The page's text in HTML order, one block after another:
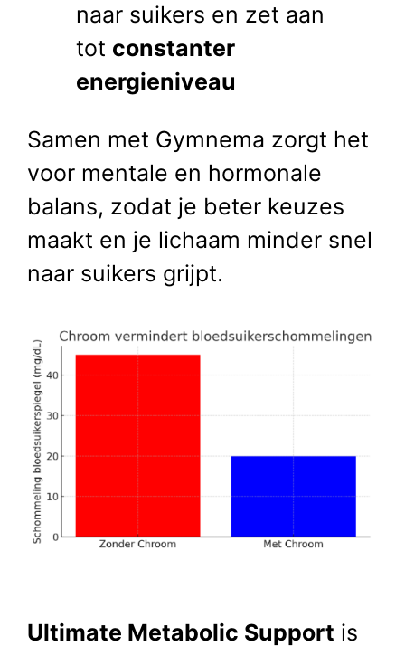
naar suikers en zet aan
tot constanter
energieniveau
Samen met Gymnema zorgt het
voor mentale en hormonale
balans, zodat je beter keuzes
maakt en je lichaam minder snel
naar suikers grijpt.
Ultimate Metabolic Support is